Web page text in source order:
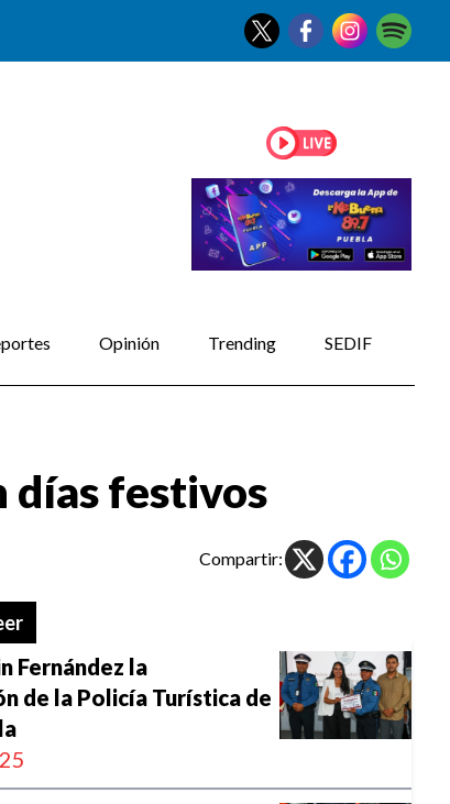
Opinión Trending SEDIF
días festivos
Compartir:
Fernández la
de la Policía Turística de